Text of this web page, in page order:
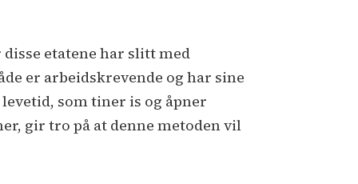
etatene har slitt med
er arbeidskrevende og har sine
som tiner is og åpner
gir tro på at denne metoden vil